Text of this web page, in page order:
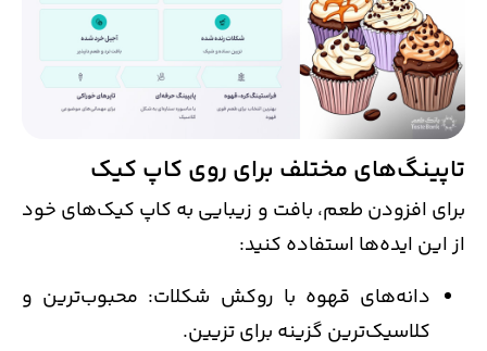
تاپینگ‌های مختلف برای روی کاپ کیک
برای افزودن طعم، بافت و زیبایی به کاپ کیک‌های خود
از این ایده‌ها استفاده کنید:
دانه‌های قهوه با روکش شکلات: محبوب‌ترین و
کلاسیک‌ترین گزینه برای تزیین.